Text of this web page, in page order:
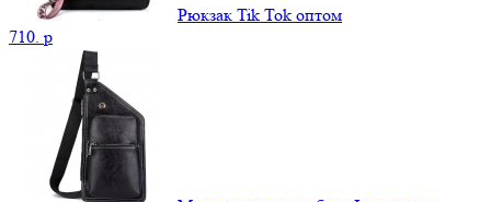
Рюкзак Tik Tok оптом
710. p